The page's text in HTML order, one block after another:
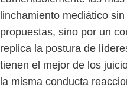
linchamiento mediático
propuestas, sino por un
replica la postura de
tienen el mejor de los
la misma conducta